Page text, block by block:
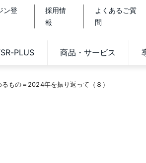
ン登
採用情
報
よくあるご質
問
PLUS 商品・サービス
もの＝2024年を振り返って（８）